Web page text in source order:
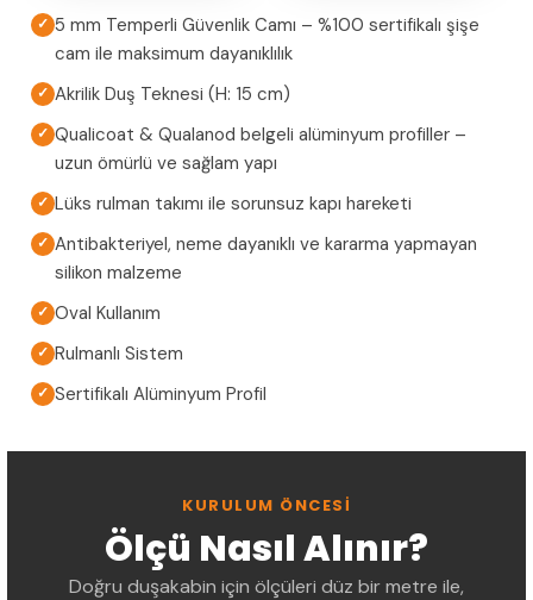
✓ 5 mm Temperli Güvenlik Camı – %100 sertifikalı şişe
cam ile maksimum dayanıklılık
✓ Akrilik Duş Teknesi (H: 15 cm)
✓ Qualicoat & Qualanod belgeli alüminyum profiller –
uzun ömürlü ve sağlam yapı
✓ Lüks rulman takımı ile sorunsuz kapı hareketi
✓ Antibakteriyel, neme dayanıklı ve kararma yapmayan
silikon malzeme
✓ Oval Kullanım
✓ Rulmanlı Sistem
✓ Sertifikalı Alüminyum Profil
KURULUM ÖNCESI
Ölçü Nasıl Alınır?
Doğru duşakabin için ölçüleri düz bir metre ile,